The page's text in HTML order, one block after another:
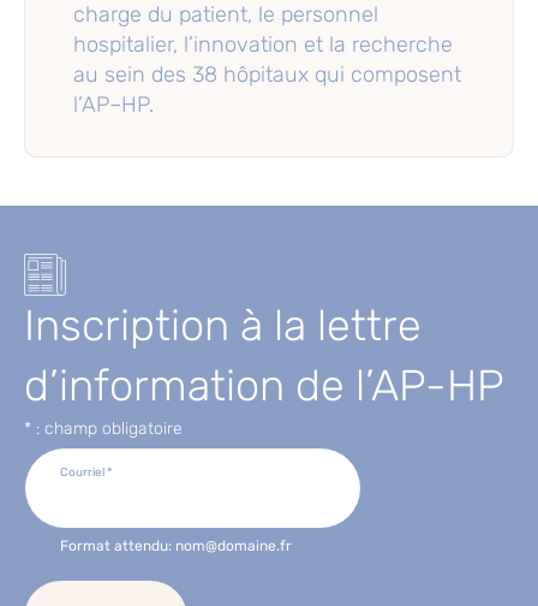
charge du patient, le personnel
hospitalier, l’innovation et la recherche
au sein des 38 hôpitaux qui composent
l’AP–HP.
Inscription à la lettre
d’information de l’AP-HP
* : champ obligatoire
Courriel *
Format attendu: nom@domaine.fr